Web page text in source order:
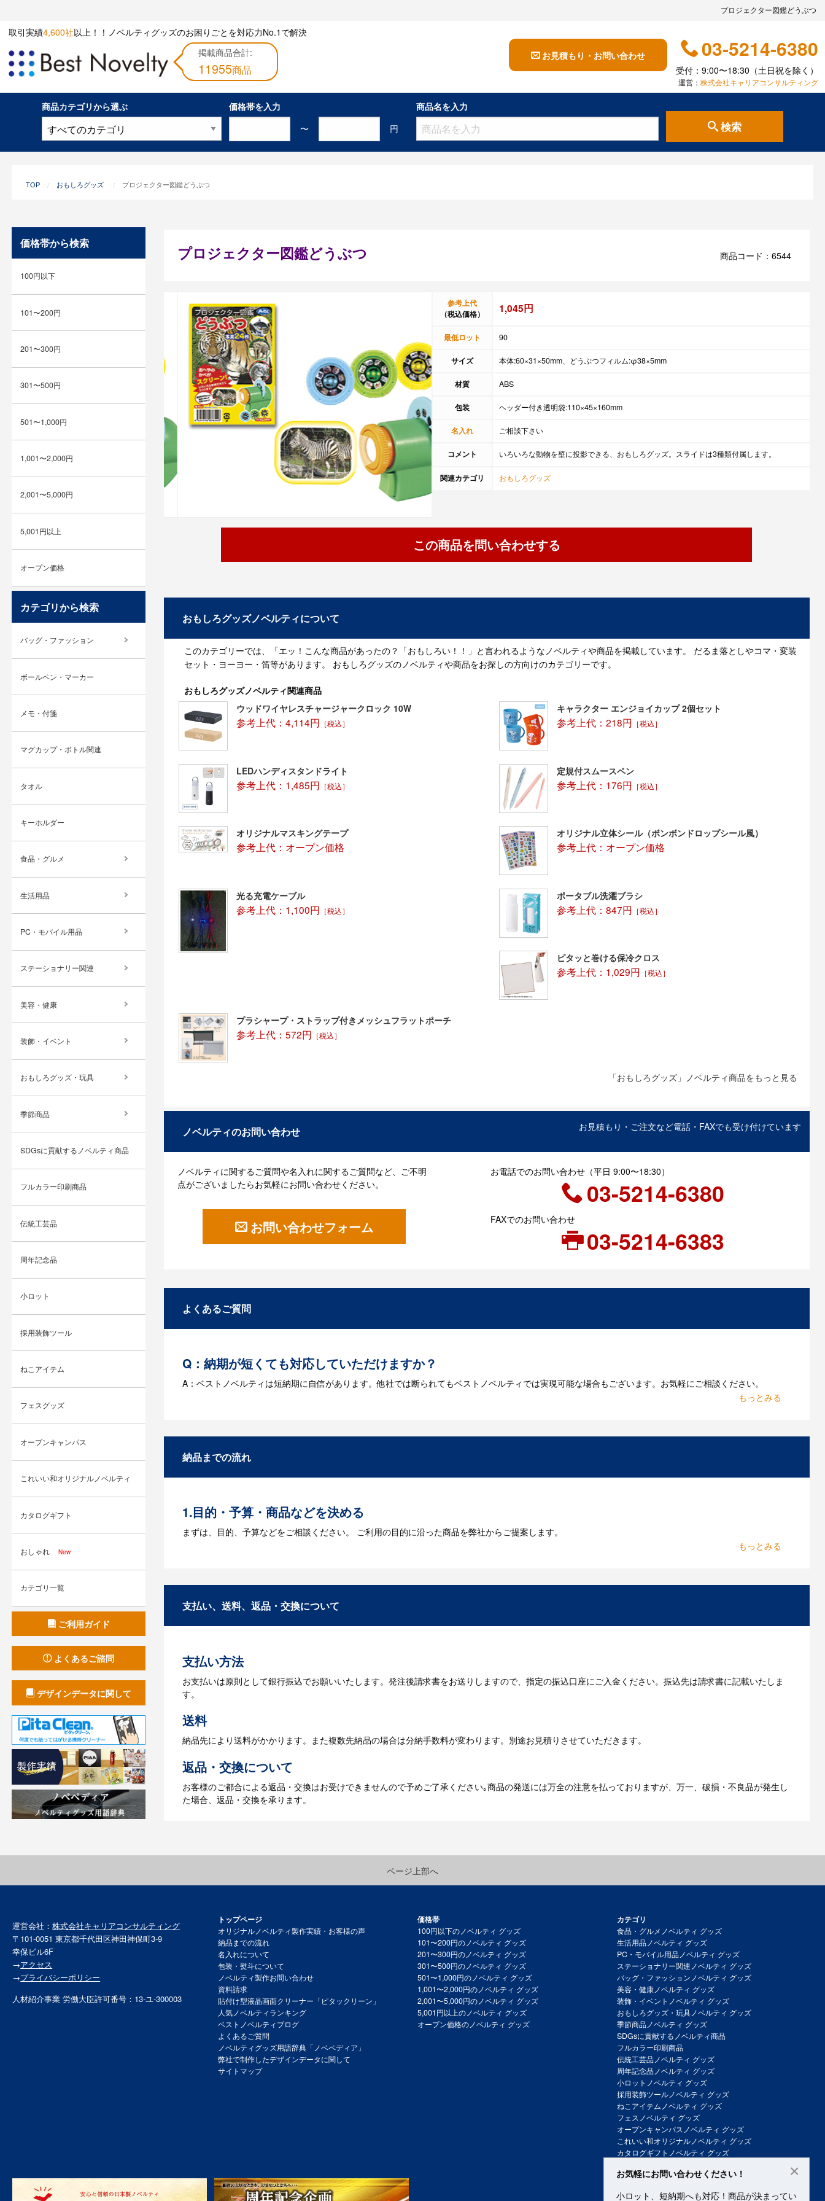
プロジェクター図鑑どうぶつ
取引実績4,600社以上！！ノベルティグッズのお困りごとを対応力No.1で解決
掲載商品合計:
11955商品
お見積もり・お問い合わせ 03-5214-6380
受付：9:00〜18:30（土日祝を除く）
運営：株式会社キャリアコンサルティング
商品カテゴリから選ぶ
価格帯を入力
〜
円
商品名を入力
検索
TOP おもしろグッズ プロジェクター図鑑どうぶつ
プロジェクター図鑑どうぶつ 商品コード：6544
参考上代
（税込価格）
1,045円
最低ロット 90
サイズ 本体:60×31×50mm、どうぶつフィルム:φ38×5mm
材質 ABS
包装 ヘッダー付き透明袋:110×45×160mm
名入れ ご相談下さい
コメント いろいろな動物を壁に投影できる、おもしろグッズ。スライドは3種類付属します。
関連カテゴリ おもしろグッズ
この商品を問い合わせする
おもしろグッズノベルティについて
このカテゴリーでは、「エッ！こんな商品があったの？「おもしろい！！」と言われるようなノベルティや商品を掲載しています。 だるま落としやコマ・変装
セット・ヨーヨー・笛等があります。 おもしろグッズのノベルティや商品をお探しの方向けのカテゴリーです。
おもしろグッズノベルティ関連商品
ウッドワイヤレスチャージャークロック 10W
参考上代：4,114円 ［税込］
キャラクター エンジョイカップ 2個セット
参考上代：218円 ［税込］
LEDハンディスタンドライト
参考上代：1,485円 ［税込］
定規付スムースペン
参考上代：176円 ［税込］
オリジナルマスキングテープ
参考上代：オープン価格
オリジナル立体シール（ボンボンドロップシール風）
参考上代：オープン価格
光る充電ケーブル
参考上代：1,100円 ［税込］
ポータブル洗濯ブラシ
参考上代：847円 ［税込］
ピタッと巻ける保冷クロス
参考上代：1,029円 ［税込］
プラシャープ・ストラップ付きメッシュフラットポーチ
参考上代：572円 ［税込］
「おもしろグッズ」ノベルティ商品をもっと見る
ノベルティのお問い合わせ お見積もり・ご注文など電話・FAXでも受け付けています
ノベルティに関するご質問や名入れに関するご質問など、ご不明
点がございましたらお気軽にお問い合わせください。
お問い合わせフォーム
お電話でのお問い合わせ（平日 9:00〜18:30）
03-5214-6380
FAXでのお問い合わせ
03-5214-6383
よくあるご質問
Q：納期が短くても対応していただけますか？
A：ベストノベルティは短納期に自信があります。他社では断られてもベストノベルティでは実現可能な場合もございます。お気軽にご相談ください。
納品までの流れ
1.目的・予算・商品などを決める
まずは、目的、予算などをご相談ください。 ご利用の目的に沿った商品を弊社からご提案します。
3.発注・データ入稿
お見積書を元に、製作が決定しましたら、ご注文書をお送りします。
4.納品
【名入れをする場合】データのご入稿後３週間程度で納品となります。
【名入れなしの場合】在庫がある場合、3～5営業日程度で納品となります。
支払い、送料、返品・交換について
支払い方法
お支払いは原則として銀行振込でお願いいたします。発注後請求書をお送りしますので、指定の振込口座にご入金ください。振込先は請求書に記載いたしま
す。
送料
納品先により送料がかかります。また複数先納品の場合は分納手数料が変わります。別途お見積りさせていただきます。
返品・交換について
お客様のご都合による返品・交換はお受けできませんので予めご了承ください｡商品の発送には万全の注意を払っておりますが、万一、破損・不良品が発生し
た場合、返品・交換を承ります。
価格帯から検索
100円以下
101〜200円
201〜300円
301〜500円
501〜1,000円
1,001〜2,000円
2,001〜5,000円
5,001円以上
オープン価格
カテゴリから検索
バッグ・ファッション
ボールペン・マーカー
メモ・付箋
マグカップ・ボトル関連
タオル
キーホルダー
食品・グルメ
生活用品
PC・モバイル用品
ステーショナリー関連
美容・健康
装飾・イベント
おもしろグッズ・玩具
季節商品
SDGsに貢献するノベルティ商品
フルカラー印刷商品
伝統工芸品
周年記念品
小ロット
採用装飾ツール
ねこアイテム
フェスグッズ
オープンキャンパス
これいい和オリジナルノベルティ
カタログギフト
おしゃれ New
カテゴリ一覧
ご利用ガイド
よくあるご諮問
デザインデータに関して
ページ上部へ
運営会社：株式会社キャリアコンサルティング
〒101-0051 東京都千代田区神田神保町3-9
幸保ビル6F
→アクセス
→プライバシーポリシー
人材紹介事業 労働大臣許可番号：13-ユ-300003
トップページ
オリジナルノベルティ製作実績・お客様の声
納品までの流れ
名入れについて
包装・熨斗について
ノベルティ製作お問い合わせ
資料請求
貼付け型液晶画面クリーナー「ピタックリーン」
人気ノベルティランキング
ベストノベルティブログ
よくあるご質問
ノベルティグッズ用語辞典「ノベペディア」
弊社で制作したデザインデータに関して
サイトマップ
価格帯
100円以下のノベルティ グッズ
101〜200円のノベルティ グッズ
201〜300円のノベルティ グッズ
301〜500円のノベルティ グッズ
501〜1,000円のノベルティ グッズ
1,001〜2,000円のノベルティ グッズ
2,001〜5,000円のノベルティ グッズ
5,001円以上のノベルティ グッズ
オープン価格のノベルティ グッズ
カテゴリ
食品・グルメノベルティ グッズ
生活用品ノベルティ グッズ
PC・モバイル用品ノベルティ グッズ
ステーショナリー関連ノベルティ グッズ
バッグ・ファッションノベルティ グッズ
美容・健康ノベルティ グッズ
装飾・イベントノベルティ グッズ
おもしろグッズ・玩具ノベルティ グッズ
季節商品ノベルティ グッズ
SDGsに貢献するノベルティ商品
フルカラー印刷商品
伝統工芸品ノベルティ グッズ
周年記念品ノベルティ グッズ
小ロットノベルティ グッズ
採用装飾ツールノベルティ グッズ
ねこアイテムノベルティ グッズ
フェスノベルティ グッズ
オープンキャンパスノベルティ グッズ
これいい和オリジナルノベルティ グッズ
カタログギフトノベルティ グッズ
お気軽にお問い合わせください！
小ロット、短納期へも対応！商品が決まってい
×